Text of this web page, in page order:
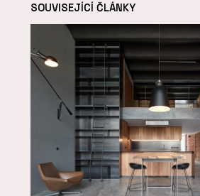
SOUVISEJÍCÍ ČLÁNKY